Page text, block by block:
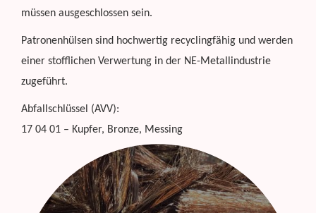
müssen ausgeschlossen sein.
Patronenhülsen sind hochwertig recyclingfähig und werden
einer stofflichen Verwertung in der NE-Metallindustrie
zugeführt.
Abfallschlüssel (AVV):
17 04 01 – Kupfer, Bronze, Messing